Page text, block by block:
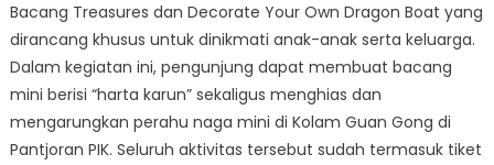
Bacang Treasures dan Decorate Your Own Dragon Boat yang
dirancang khusus untuk dinikmati anak-anak serta keluarga.
Dalam kegiatan ini, pengunjung dapat membuat bacang
mini berisi “harta karun” sekaligus menghias dan
mengarungkan perahu naga mini di Kolam Guan Gong di
Pantjoran PIK. Seluruh aktivitas tersebut sudah termasuk tiket